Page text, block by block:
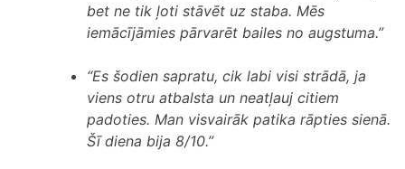
bet ne tik ļoti stāvēt uz staba. Mēs
iemācījāmies pārvarēt bailes no augstuma.”
“Es šodien sapratu, cik labi visi strādā, ja
viens otru atbalsta un neatļauj citiem
padoties. Man visvairāk patika rāpties sienā.
Šī diena bija 8/10.”